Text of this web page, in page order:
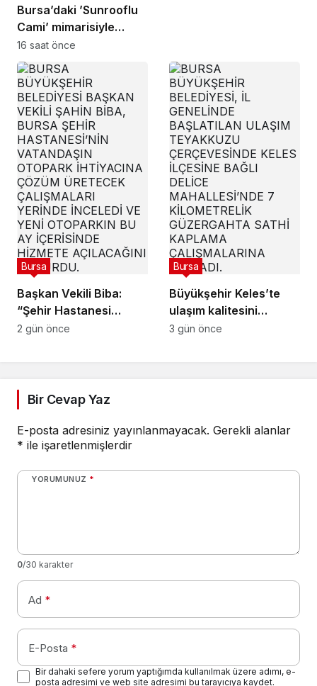
Bursa’daki ’Sunrooflu
Cami’ mimarisiyle
dikkat çekiyor
16 saat önce
Başkan Vekili Biba:
“Şehir Hastanesi
otoparkı bu ay hizmete
Bursa
2 gün önce
Büyükşehir Keles’te
ulaşım kalitesini
artırıyor
Bursa
3 gün önce
Bir Cevap Yaz
E-posta adresiniz yayınlanmayacak. Gerekli alanlar
* ile işaretlenmişlerdir
YORUMUNUZ *
0/30 karakter
Ad *
E-Posta *
Bir dahaki sefere yorum yaptığımda kullanılmak üzere adımı, e-
posta adresimi ve web site adresimi bu tarayıcıya kaydet.